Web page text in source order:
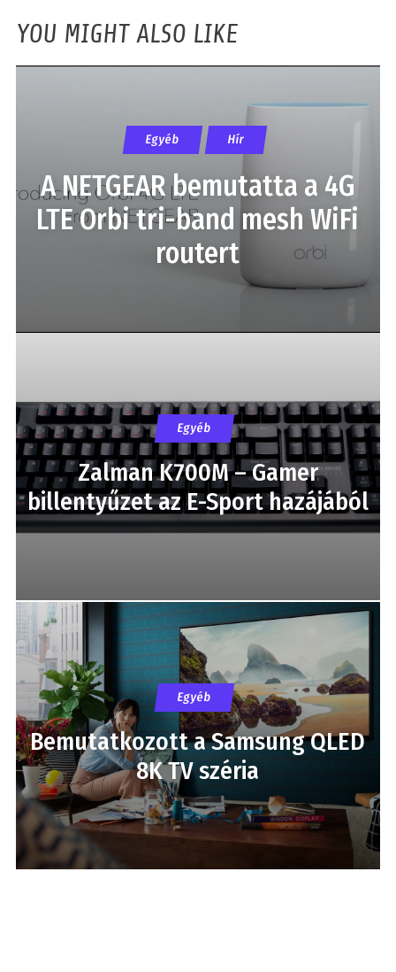
YOU MIGHT ALSO LIKE
Egyéb Hír
A NETGEAR bemutatta a 4G
LTE Orbi tri-band mesh WiFi
routert
Egyéb
Zalman K700M – Gamer
billentyűzet az E-Sport hazájából
Egyéb
Bemutatkozott a Samsung QLED
8K TV széria